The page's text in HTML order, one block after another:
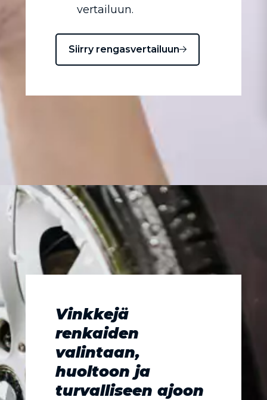
vertailuun.
Siirry rengasvertailuun
Vinkkejä
renkaiden
valintaan,
huoltoon ja
turvalliseen ajoon